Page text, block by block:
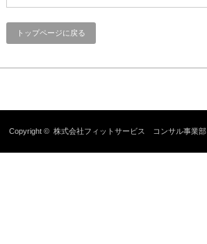
トップページに戻る
Copyright ©株式会社フィットサービス コンサル事業部